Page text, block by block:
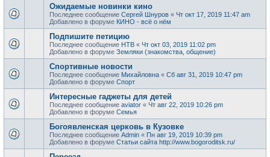
Ожидаемые новинки кино
Последнее сообщение Сергей Шнуров « Чт окт 17, 2019 11:47 am
Добавлено в форуме КИНО - всё о нём
Подпишите петицию
Последнее сообщение НТВ « Чт окт 03, 2019 11:02 pm
Добавлено в форуме Земляки (знакомства, общение)
Спортивные новости
Последнее сообщение Михайловна « Сб авг 31, 2019 10:47 pm
Добавлено в форуме Спорт
Интересные гаджеты для детей
Последнее сообщение aviator « Чт авг 22, 2019 10:26 pm
Добавлено в форуме Семья
Богоявленская церковь в Кузовке
Последнее сообщение Admin « Пн авг 19, 2019 10:39 pm
Добавлено в форуме Статьи сайта http://www.bogoroditsk.ru/